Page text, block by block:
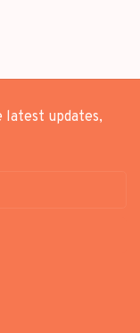
latest updates,